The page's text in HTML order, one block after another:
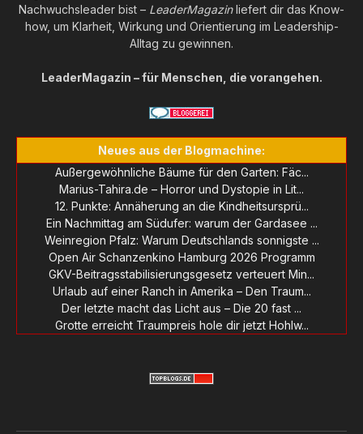
Nachwuchsleader bist – LeaderMagazinliefert dir das Know-
how, um Klarheit, Wirkung und Orientierung im Leadership-
Alltag zu gewinnen.
LeaderMagazin – für Menschen, die vorangehen.
Neues aus der Blogmachine:
Außergewöhnliche Bäume für den Garten: Fäc...
Marius-Tahira.de – Horror und Dystopie in Lit...
12. Punkte: Annäherung an die Kindheitsursprü...
Ein Nachmittag am Südufer: warum der Gardasee ...
Weinregion Pfalz: Warum Deutschlands sonnigste ...
Open Air Schanzenkino Hamburg 2026 Programm
GKV-Beitragsstabilisierungsgesetz verteuert Min...
Urlaub auf einer Ranch in Amerika – Den Traum...
Der letzte macht das Licht aus – Die 20 fast ...
Grotte erreicht Traumpreis hole dir jetzt Hohlw...